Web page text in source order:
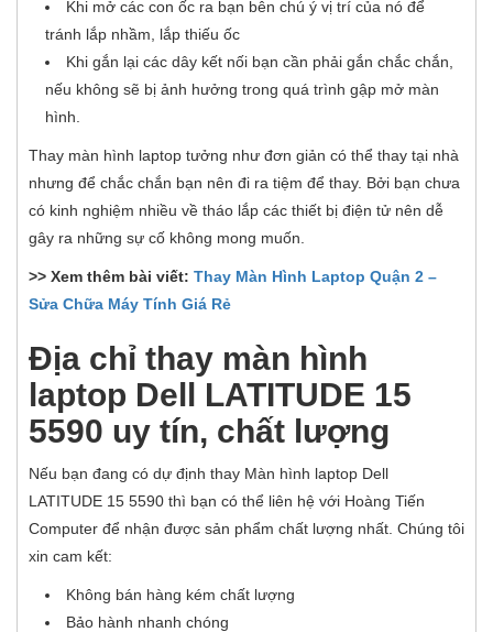
Khi mở các con ốc ra bạn bên chú ý vị trí của nó để
tránh lắp nhầm, lắp thiếu ốc
Khi gắn lại các dây kết nối bạn cần phải gắn chắc chắn,
nếu không sẽ bị ảnh hưởng trong quá trình gập mở màn
hình.
Thay màn hình laptop tưởng như đơn giản có thể thay tại nhà
nhưng để chắc chắn bạn nên đi ra tiệm để thay. Bởi bạn chưa
có kinh nghiệm nhiều về tháo lắp các thiết bị điện tử nên dễ
gây ra những sự cố không mong muốn.
>> Xem thêm bài viết: Thay Màn Hình Laptop Quận 2 –
Sửa Chữa Máy Tính Giá Rẻ
Địa chỉ thay màn hình
laptop Dell LATITUDE 15
5590 uy tín, chất lượng
Nếu bạn đang có dự định thay Màn hình laptop Dell
LATITUDE 15 5590 thì bạn có thể liên hệ với Hoàng Tiến
Computer để nhận được sản phẩm chất lượng nhất. Chúng tôi
xin cam kết:
Không bán hàng kém chất lượng
Bảo hành nhanh chóng